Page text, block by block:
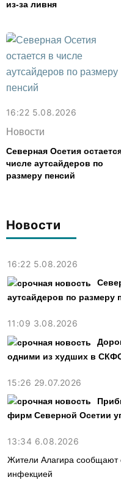
Новости
16:22 5.08.2026
аутсайдеров по размеру
11:09 3.08.2026
одними из худших в
15:26 29.07.2026
фирм Северной Осетии
13:34 6.08.2026
Жители Алагира сообщают
инфекцией
из-за ливня
16:22 5.08.2026
Новости
Северная Осетия
числе аутсайдеров по
размеру пенсий